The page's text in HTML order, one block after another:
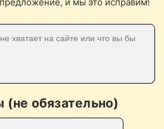
(не обязательно)